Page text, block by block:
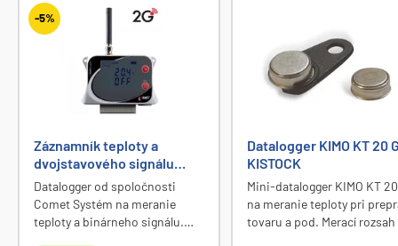
-5%
Záznamník teploty a
dvojstavového signálu
COMET U0843M
Datalogger od spoločnosti
Comet Systém na meranie
teploty a binárneho signálu.
Datalogger KIMO KT 20
KISTOCK
Mini-datalogger KIMO KT
na meranie teploty pri
tovaru a pod. Merací